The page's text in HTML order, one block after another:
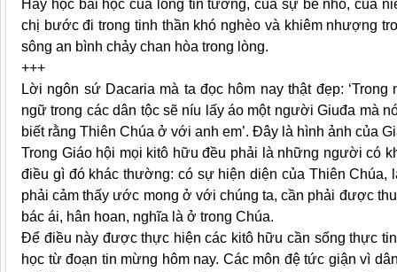
Hãy học bài học của lòng tin tưởng, của sự bé nhỏ, của
chị bước đi trong tinh thần khó nghèo và khiêm nhượng
sông an bình chảy chan hòa trong lòng.
+++
Lời ngôn sứ Dacaria mà ta đọc hôm nay thật đẹp:
ngữ trong các dân tộc sẽ níu lấy áo một người Giuđa mà
biết rằng Thiên Chúa ở với anh em’. Đây là hình ảnh của
Trong Giáo hội mọi kitô hữu đều phải là những người có
điều gì đó khác thường: có sự hiện diện của Thiên Chúa,
phải cảm thấy ước mong ở với chúng ta, cần phải được
bác ái, hân hoan, nghĩa là ở trong Chúa.
Để điều này được thực hiện các kitô hữu cần sống thực
học từ đoạn tin mừng hôm nay. Các môn đệ tức giận vì